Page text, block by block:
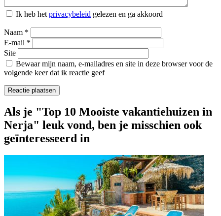
Ik heb het privacybeleid gelezen en ga akkoord
Naam *
E-mail *
Site
Bewaar mijn naam, e-mailadres en site in deze browser voor de
volgende keer dat ik reactie geef
Als je "Top 10 Mooiste vakantiehuizen in
Nerja" leuk vond, ben je misschien ook
geïnteresseerd in